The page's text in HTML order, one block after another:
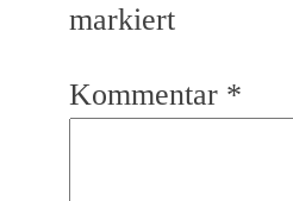
markiert
Kommentar *